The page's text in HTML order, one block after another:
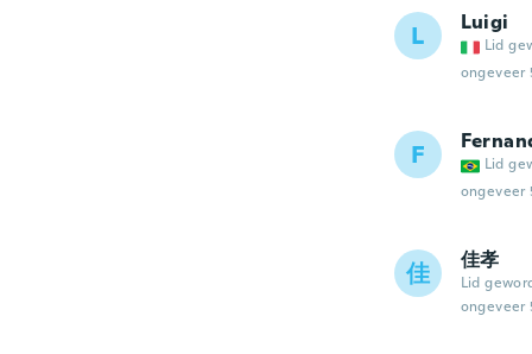
L Luigi
Lid
ongeveer
F
Lid
ongeveer
佳 佳孝
Lid
ongeveer